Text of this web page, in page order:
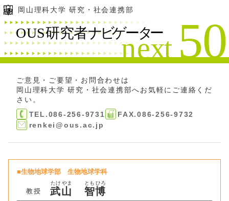
岡山理科大学 研究・社会連携部
ご意見・ご要望・お問合わせは
岡山理科大学 研究・社会連携部へお気軽にご連絡くだ
さい。
TEL.086-256-9731
FAX.086-256-9732
renkei@ous.ac.jp
生物地球学部 生物地球学科
教授 武
たけ
山
やま
智
とも
博
ひろ